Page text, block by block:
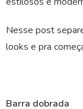
Nesse post
looks e pra
Barra dobrada